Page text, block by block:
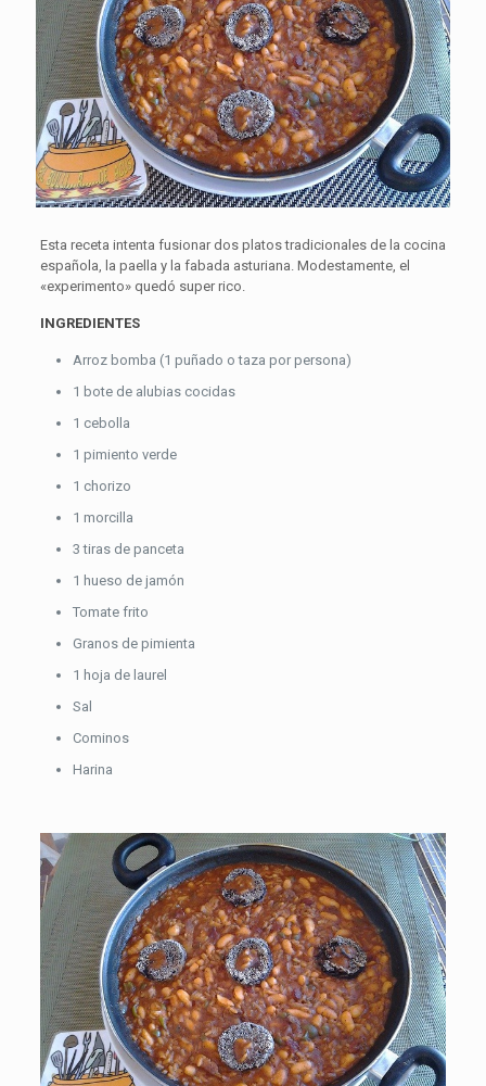
Esta receta intenta fusionar dos platos tradicionales de la cocina
española, la paella y la fabada asturiana. Modestamente, el
«experimento» quedó super rico.
INGREDIENTES
Arroz bomba (1 puñado o taza por persona)
1 bote de alubias cocidas
1 cebolla
1 pimiento verde
1 chorizo
1 morcilla
3 tiras de panceta
1 hueso de jamón
Tomate frito
Granos de pimienta
1 hoja de laurel
Sal
Cominos
Harina